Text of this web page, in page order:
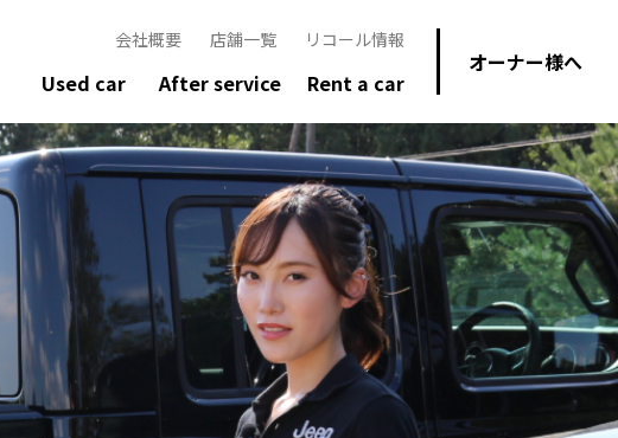
Used car After service Rent a car
オーナー様へ
会社概要 店舗一覧 リコール情報